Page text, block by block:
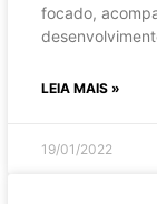
focado,
LEIA MAIS »
19/01/2022